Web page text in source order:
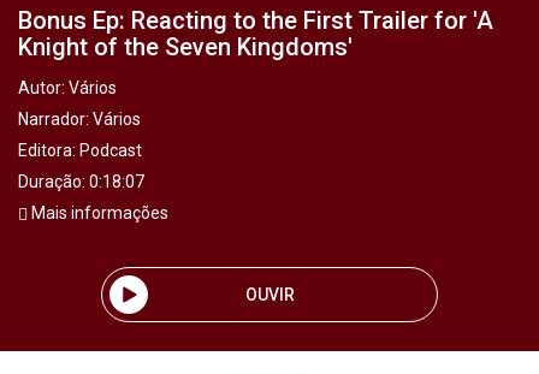
Bonus Ep: Reacting to the First Trailer for 'A
Knight of the Seven Kingdoms'
Autor: Vários
Narrador: Vários
Editora: Podcast
Duração: 0:18:07
Mais informações
OUVIR